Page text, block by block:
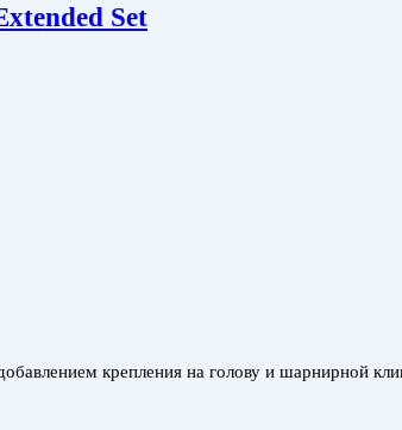
Set
крепления на голову и шарнирной